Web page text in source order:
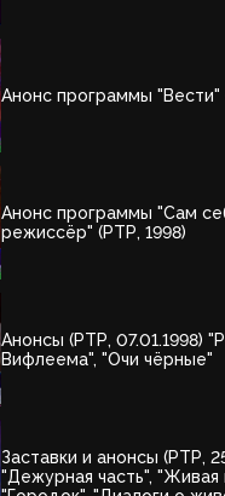
Анонс программы "Вести"
Анонс программы "Сам
режиссёр" (РТР, 1998)
Анонсы (РТР, 07.01.1998)
Вифлеема", "Очи чёрные"
Заставки и анонсы (РТР,
"Дежурная часть", "Живая